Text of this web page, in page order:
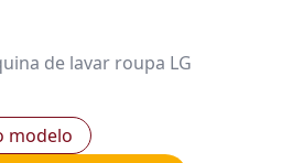
de lavar roupa LG
modelo